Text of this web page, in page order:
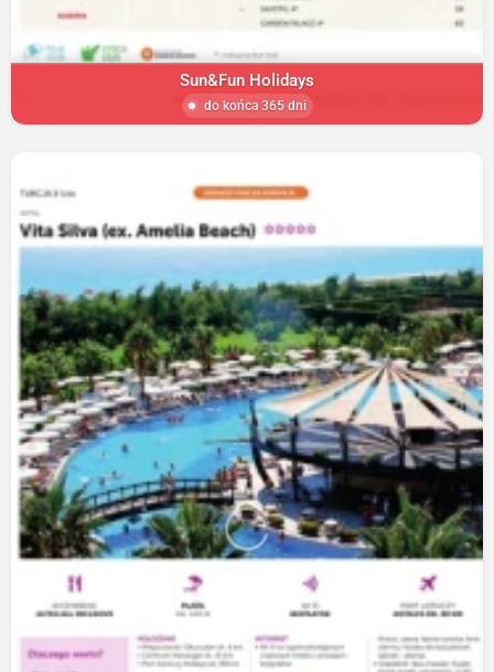
Sun&Fun Holidays
do końca 365 dni